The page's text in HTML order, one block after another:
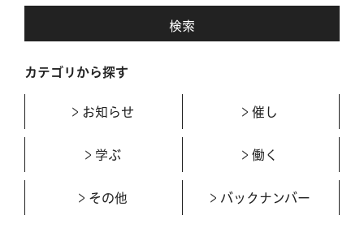
カテゴリから探す
お知らせ 催し
学ぶ 働く
その他 バックナンバー